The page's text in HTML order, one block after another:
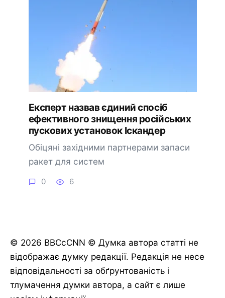
Експерт назвав єдиний спосіб
ефективного знищення російських
пускових установок Іскандер
Обіцяні західними партнерами запаси
ракет для систем
0 6
© 2026 BBCcCNN © Думка автора статті не
відображає думку редакції. Редакція не несе
відповідальності за обґрунтованість і
тлумачення думки автора, а сайт є лише